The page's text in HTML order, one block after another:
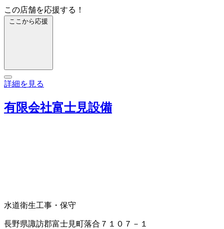
この店舗を応援する！
ここから応援
詳細を見る
有限会社富士見設備
水道衛生工事・保守
長野県諏訪郡富士見町落合７１０７－１